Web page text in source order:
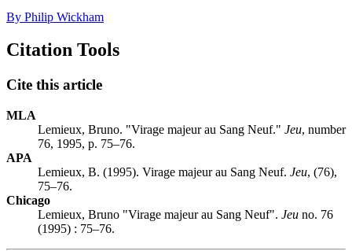
By Philip Wickham
Citation Tools
Cite this article
MLA
Lemieux, Bruno. "Virage majeur au Sang Neuf." Jeu, number
76, 1995, p. 75–76.
APA
Lemieux, B. (1995). Virage majeur au Sang Neuf. Jeu, (76),
75–76.
Chicago
Lemieux, Bruno "Virage majeur au Sang Neuf". Jeu no. 76
(1995) : 75–76.